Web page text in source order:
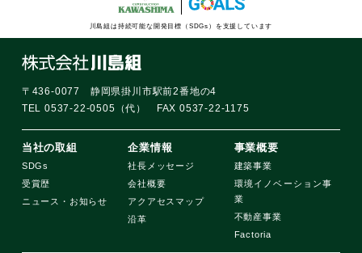
川島組は持続可能な開発目標（SDGs）を支援しています
〒436-0077 静岡県掛川市駅前2番地の4
TEL 0537-22-0505（代） FAX 0537-22-1175
当社の取組
SDGs
受賞歴
ニュース・お知らせ
企業情報
社長メッセージ
会社概要
アクアセスマップ
沿革
事業概要
建築事業
環境イノベーション事
業
不動産事業
Factoria